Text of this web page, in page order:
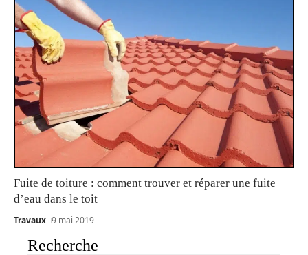
Fuite de toiture : comment trouver et réparer une fuite
d’eau dans le toit
Travaux 9 mai 2019
Recherche